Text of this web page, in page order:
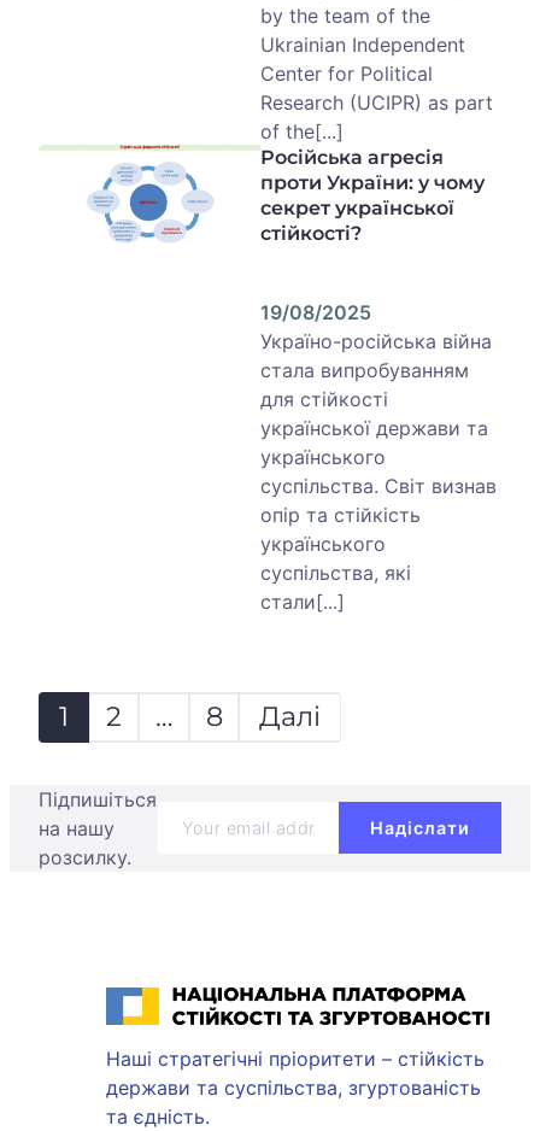
by the team of the
Ukrainian Independent
Center for Political
Research (UCIPR) as part
of the[...]
Російська агресія
проти України: у чому
секрет української
стійкості?
19/08/2025
Україно-російська війна
стала випробуванням
для стійкості
української держави та
українського
суспільства. Світ визнав
опір та стійкість
українського
суспільства, які
стали[...]
1 2 … 8 Далі
Підпишіться
на нашу
розсилку.
Національна платформа стійкості та згуртованості
Наші стратегічні пріоритети – стійкість
держави та суспільства, згуртованість
та єдність.